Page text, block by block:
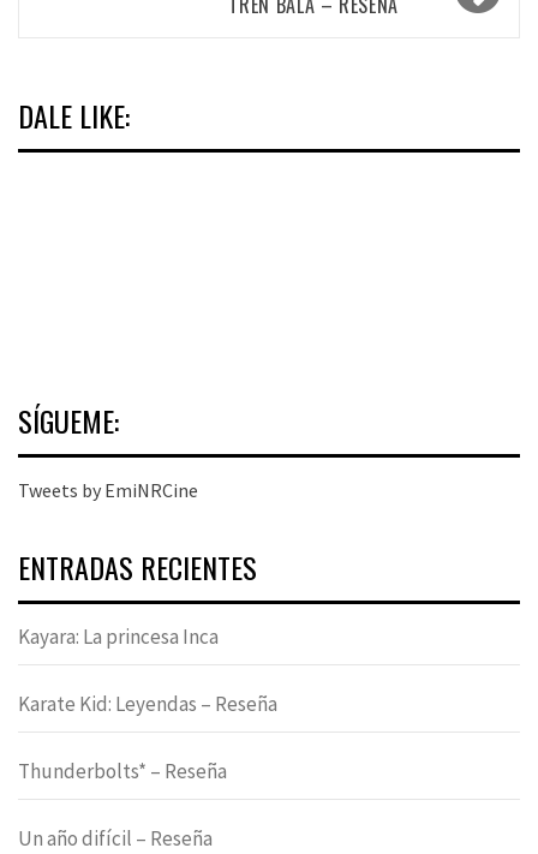
DALE LIKE:
SÍGUEME:
Tweets by EmiNRCine
ENTRADAS RECIENTES
Kayara: La princesa Inca
Karate Kid: Leyendas – Reseña
Thunderbolts* – Reseña
Un año difícil – Reseña